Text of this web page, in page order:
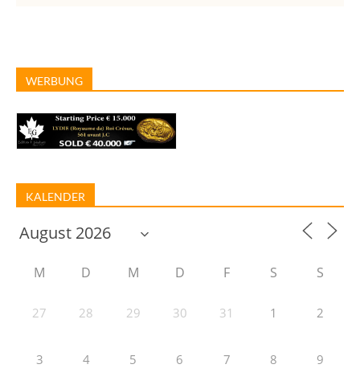
WERBUNG
KALENDER
M D M D F S S
27 28 29 30 31 1 2
3 4 5 6 7 8 9